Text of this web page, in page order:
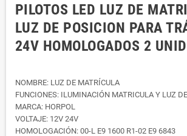
PILOTOS LED LUZ DE
LUZ DE POSICION PARA
24V HOMOLOGADOS 2
NOMBRE: LUZ DE MATRÍCULA
FUNCIONES: ILUMINACIÓN MATRICULA Y LUZ
MARCA: HORPOL
VOLTAJE: 12V 24V
HOMOLOGACIÓN: 00-L E9 1600 R1-02 E9 6843